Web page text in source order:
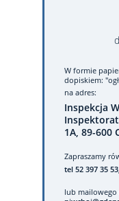
W formie
dopiskiem:
na adres:
Inspekcja
1A, 89-600
Zapraszamy
tel 52 397 35
lub mailowego